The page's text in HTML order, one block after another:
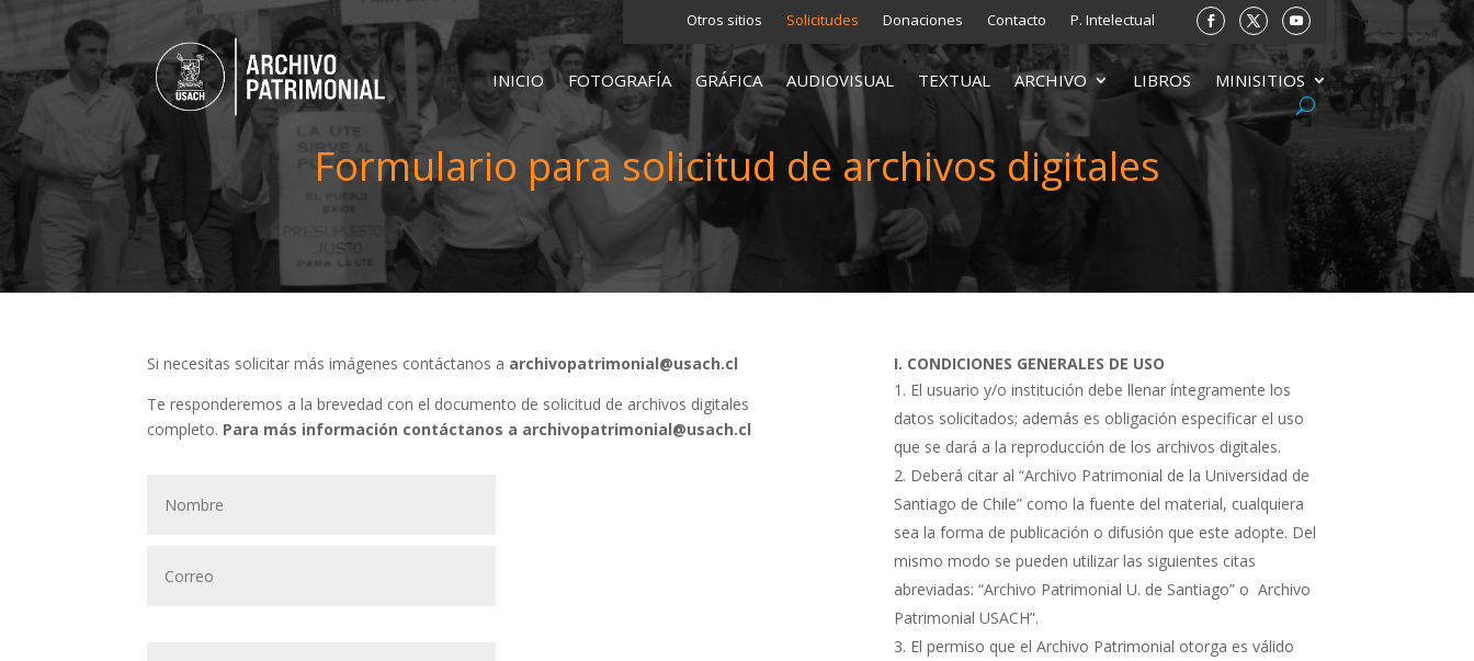
Otros sitios Solicitudes Donaciones Contacto P. Intelectual
INICIO FOTOGRAFÍA GRÁFICA AUDIOVISUAL TEXTUAL ARCHIVO LIBROS MINISITIOS
Formulario para solicitud de archivos digitales
Si necesitas solicitar más imágenes contáctanos a archivopatrimonial@usach.cl
Te responderemos a la brevedad con el documento de solicitud de archivos digitales
completo. Para más información contáctanos a archivopatrimonial@usach.cl
I. CONDICIONES GENERALES DE USO
El usuario y/o institución debe llenar íntegramente los
datos solicitados; además es obligación especificar el uso
que se dará a la reproducción de los archivos digitales.
Deberá citar al “Archivo Patrimonial de la Universidad de
Santiago de Chile” como la fuente del material, cualquiera
sea la forma de publicación o difusión que este adopte. Del
mismo modo se pueden utilizar las siguientes citas
abreviadas: “Archivo Patrimonial U. de Santiago” o Archivo
Patrimonial USACH”.
El permiso que el Archivo Patrimonial otorga es válido